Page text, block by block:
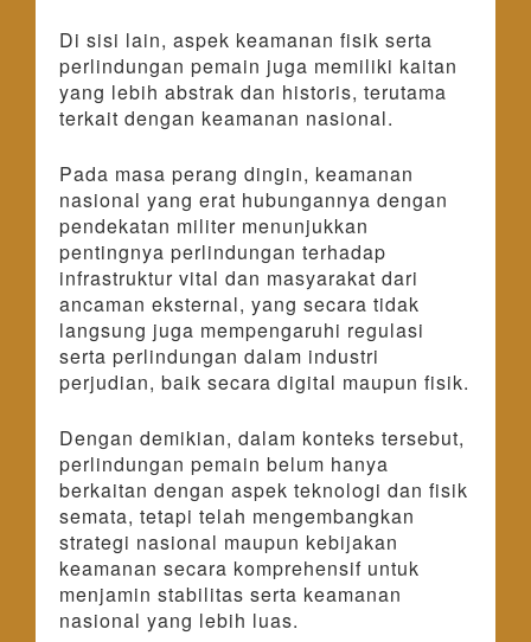
Di sisi lain, aspek keamanan fisik serta
perlindungan pemain juga memiliki kaitan
yang lebih abstrak dan historis, terutama
terkait dengan keamanan nasional.
Pada masa perang dingin, keamanan
nasional yang erat hubungannya dengan
pendekatan militer menunjukkan
pentingnya perlindungan terhadap
infrastruktur vital dan masyarakat dari
ancaman eksternal, yang secara tidak
langsung juga mempengaruhi regulasi
serta perlindungan dalam industri
perjudian, baik secara digital maupun fisik.
Dengan demikian, dalam konteks tersebut,
perlindungan pemain belum hanya
berkaitan dengan aspek teknologi dan fisik
semata, tetapi telah mengembangkan
strategi nasional maupun kebijakan
keamanan secara komprehensif untuk
menjamin stabilitas serta keamanan
nasional yang lebih luas.